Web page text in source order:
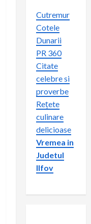
Cutremur
Cotele
Dunarii
PR 360
Citate
celebre si
proverbe
Rețete
culinare
delicioase
Vremea in
Judetul
Ilfov